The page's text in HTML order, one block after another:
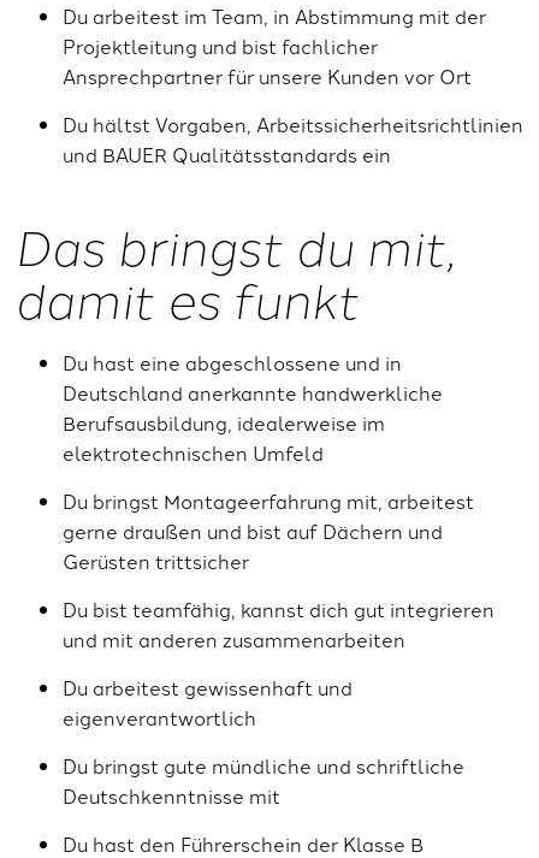
Du arbeitest im Team, in Abstimmung mit der
Projektleitung und bist fachlicher
Ansprechpartner für unsere Kunden vor Ort
Du hältst Vorgaben, Arbeitssicherheitsrichtlinien
und BAUER Qualitätsstandards ein
Das bringst du mit,
damit es funkt
Du hast eine abgeschlossene und in
Deutschland anerkannte handwerkliche
Berufsausbildung, idealerweise im
elektrotechnischen Umfeld
Du bringst Montageerfahrung mit, arbeitest
gerne draußen und bist auf Dächern und
Gerüsten trittsicher
Du bist teamfähig, kannst dich gut integrieren
und mit anderen zusammenarbeiten
Du arbeitest gewissenhaft und
eigenverantwortlich
Du bringst gute mündliche und schriftliche
Deutschkenntnisse mit
Du hast den Führerschein der Klasse B